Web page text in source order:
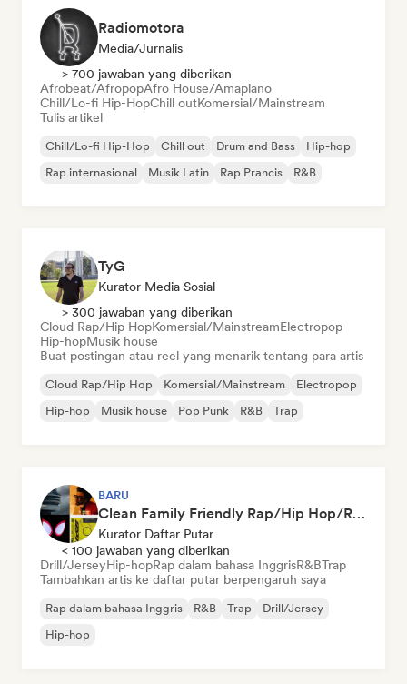
Radiomotora
Media/Jurnalis
> 700 jawaban yang diberikan
Afrobeat/AfropopAfro House/Amapiano
Chill/Lo-fi Hip-HopChill outKomersial/Mainstream
Tulis artikel
Chill/Lo-fi Hip-Hop Chill out Drum and Bass
Hip-hop
Rap internasional
Musik Latin Rap Prancis R&B
TyG
Kurator Media Sosial
> 300 jawaban yang diberikan
Cloud Rap/Hip HopKomersial/MainstreamElectropop
Hip-hopMusik house
Buat postingan atau reel yang menarik tentang para artis
Cloud Rap/Hip Hop Komersial/Mainstream
Electropop
Hip-hop
Musik house Pop Punk R&B Trap
BARU
Clean Family Friendly Rap/Hip Hop/R&B 2026
Kurator Daftar Putar
< 100 jawaban yang diberikan
Drill/JerseyHip-hopRap dalam bahasa InggrisR&BTrap
Tambahkan artis ke daftar putar berpengaruh saya
Rap dalam bahasa Inggris R&B Trap
Drill/Jersey
Hip-hop